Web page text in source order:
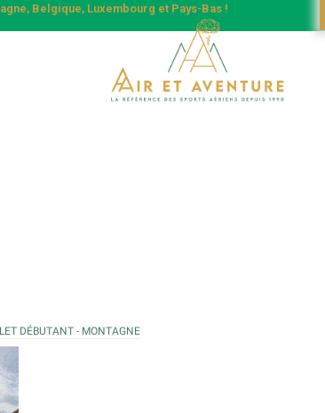
Belgique, Luxembourg et Pays-Bas !
DÉBUTANT - MONTAGNE